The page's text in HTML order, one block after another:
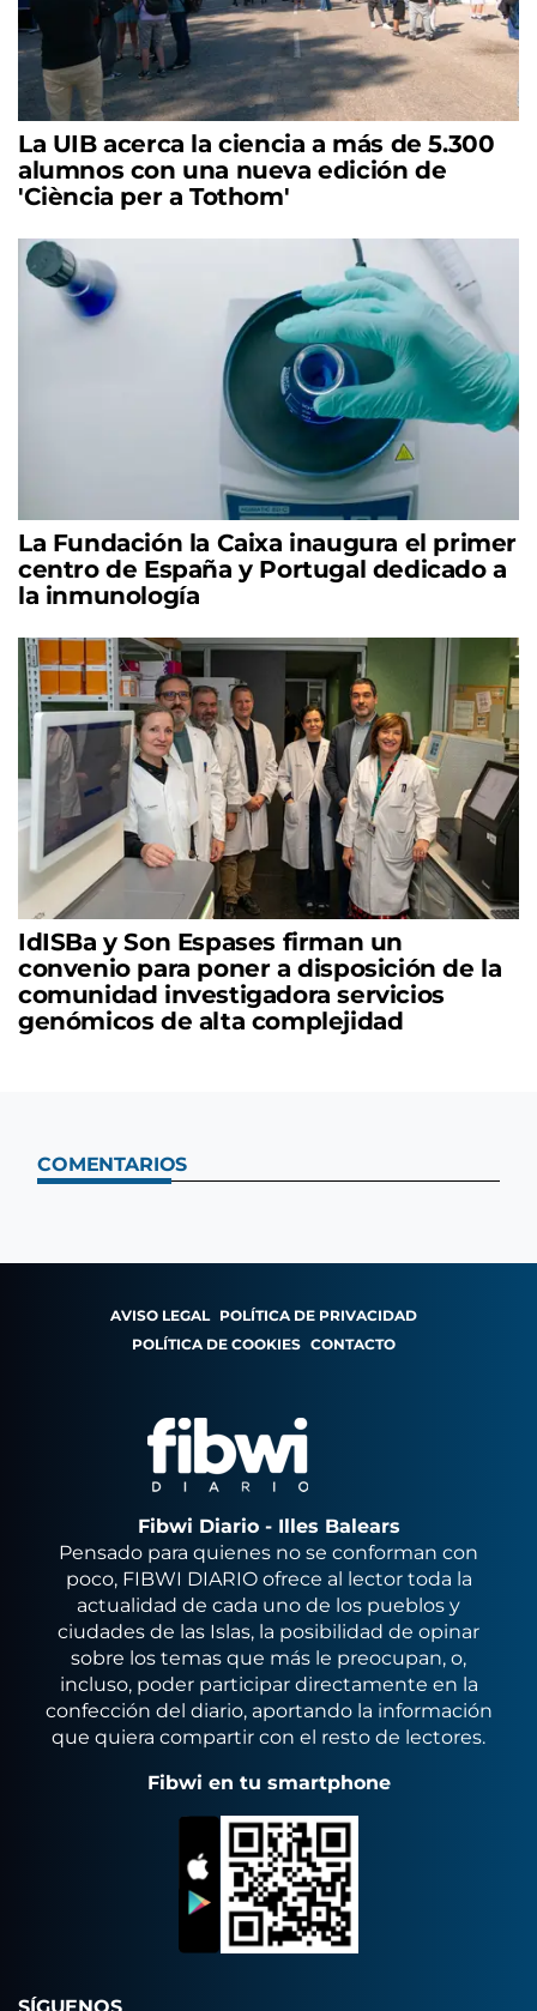
La UIB acerca la ciencia a más de 5.300
alumnos con una nueva edición de
'Ciència per a Tothom'
La Fundación la Caixa inaugura el primer
centro de España y Portugal dedicado a
la inmunología
IdISBa y Son Espases firman un
convenio para poner a disposición de la
comunidad investigadora servicios
genómicos de alta complejidad
COMENTARIOS
AVISO LEGAL POLÍTICA DE PRIVACIDAD
POLÍTICA DE COOKIES CONTACTO
Fibwi Diario - Illes Balears
Pensado para quienes no se conforman con
poco, FIBWI DIARIO ofrece al lector toda la
actualidad de cada uno de los pueblos y
ciudades de las Islas, la posibilidad de opinar
sobre los temas que más le preocupan, o,
incluso, poder participar directamente en la
confección del diario, aportando la información
que quiera compartir con el resto de lectores.
Fibwi en tu smartphone